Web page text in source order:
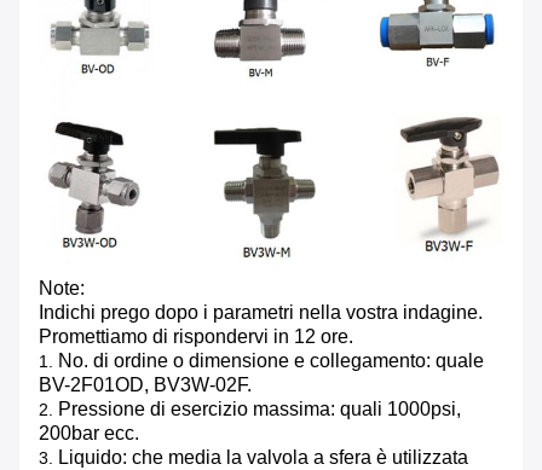
Note:
Indichi prego dopo i parametri nella vostra indagine.
Promettiamo di rispondervi in 12 ore.
1.
No. di ordine o dimensione e collegamento: quale
BV-2F01OD, BV3W-02F.
2.
Pressione di esercizio massima: quali 1000psi,
200bar ecc.
3.
Liquido: che media la valvola a sfera è utilizzata